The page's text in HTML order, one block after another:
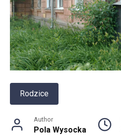
Rodzice
Author
Pola Wysocka